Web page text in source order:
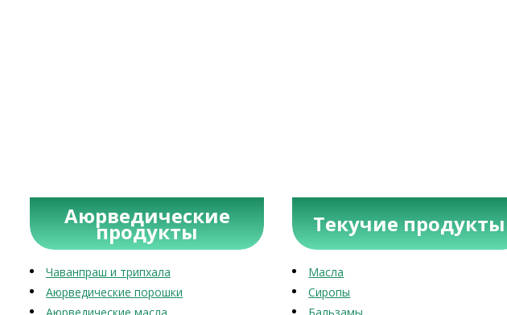
Аюрведические
продукты
Чаванпраш и трипхала
Аюрведические порошки
Текучие продукты
Масла
Сиропы